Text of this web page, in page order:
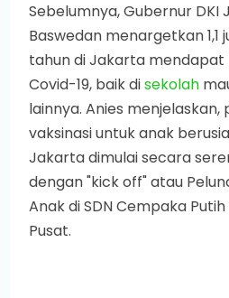
Sebelumnya, Gubernur DKI
Baswedan menargetkan 1,1
tahun di Jakarta mendapat
Covid-19, baik disekolah
lainnya. Anies menjelaskan,
vaksinasi untuk anak
Jakarta dimulai secara
dengan "kick off" atau
Anak di SDN Cempaka
Pusat.